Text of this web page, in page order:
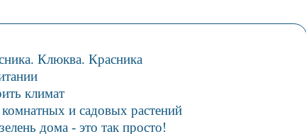
Клюква. Красника
климат
и садовых растений
дома - это так просто!